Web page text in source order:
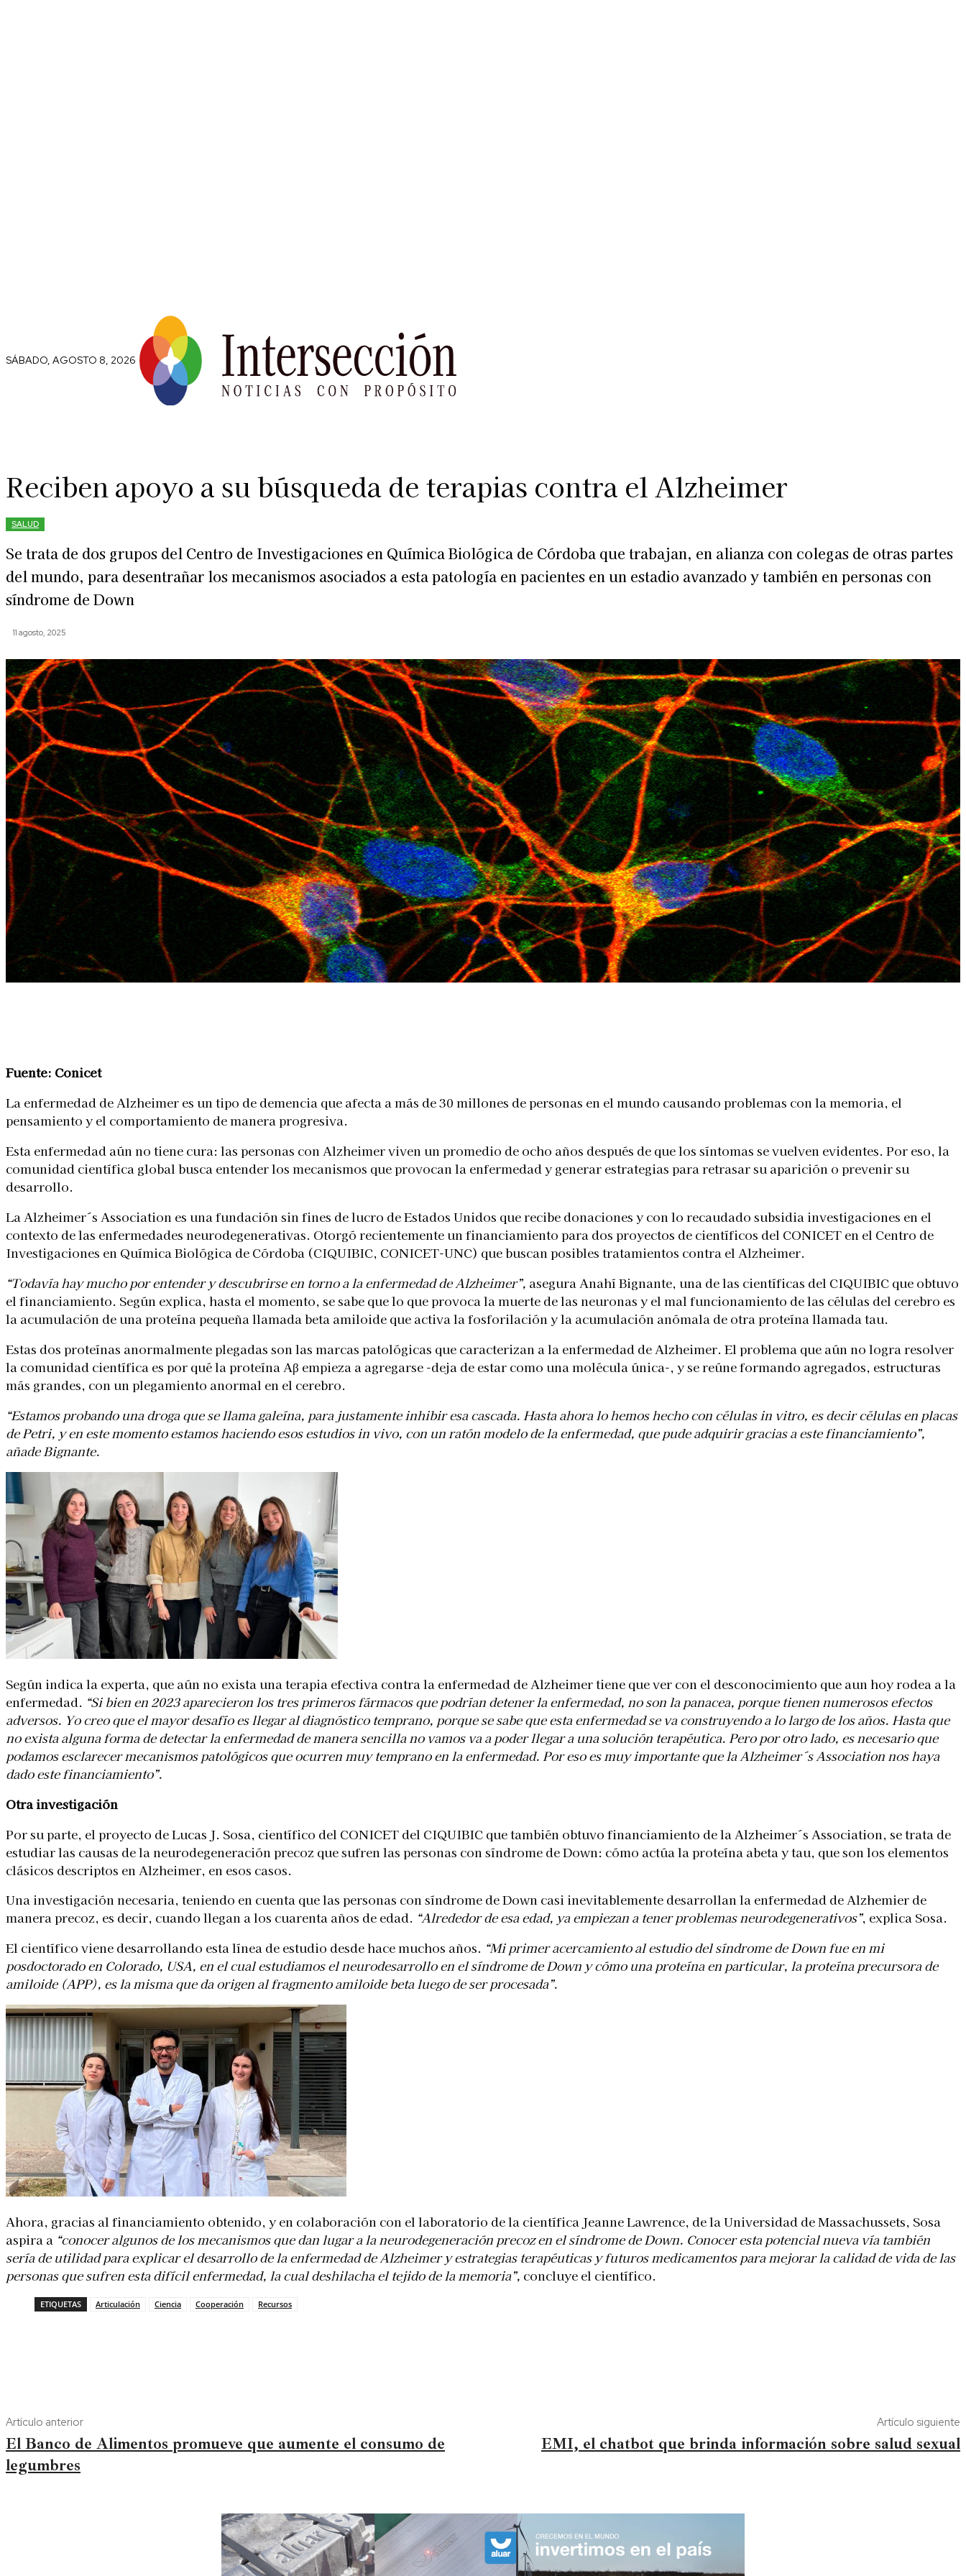
SÁBADO, AGOSTO 8, 2026
Reciben apoyo a su búsqueda de terapias contra el Alzheimer
SALUD
Se trata de dos grupos del Centro de Investigaciones en Química Biológica de Córdoba que trabajan, en alianza con colegas de otras partes
del mundo, para desentrañar los mecanismos asociados a esta patología en pacientes en un estadio avanzado y también en personas con
síndrome de Down
11 agosto, 2025
Fuente: Conicet
La enfermedad de Alzheimer es un tipo de demencia que afecta a más de 30 millones de personas en el mundo causando problemas con la memoria, el
pensamiento y el comportamiento de manera progresiva.
Esta enfermedad aún no tiene cura: las personas con Alzheimer viven un promedio de ocho años después de que los síntomas se vuelven evidentes. Por eso, la
comunidad científica global busca entender los mecanismos que provocan la enfermedad y generar estrategias para retrasar su aparición o prevenir su
desarrollo.
La Alzheimer´s Association es una fundación sin fines de lucro de Estados Unidos que recibe donaciones y con lo recaudado subsidia investigaciones en el
contexto de las enfermedades neurodegenerativas. Otorgó recientemente un financiamiento para dos proyectos de científicos del CONICET en el Centro de
Investigaciones en Química Biológica de Córdoba (CIQUIBIC, CONICET-UNC) que buscan posibles tratamientos contra el Alzheimer.
“Todavía hay mucho por entender y descubrirse en torno a la enfermedad de Alzheimer”, asegura Anahí Bignante, una de las científicas del CIQUIBIC que obtuvo
el financiamiento. Según explica, hasta el momento, se sabe que lo que provoca la muerte de las neuronas y el mal funcionamiento de las células del cerebro es
la acumulación de una proteína pequeña llamada beta amiloide que activa la fosforilación y la acumulación anómala de otra proteína llamada tau.
Estas dos proteínas anormalmente plegadas son las marcas patológicas que caracterizan a la enfermedad de Alzheimer. El problema que aún no logra resolver
la comunidad científica es por qué la proteína Aβ empieza a agregarse -deja de estar como una molécula única-, y se reúne formando agregados, estructuras
más grandes, con un plegamiento anormal en el cerebro.
“Estamos probando una droga que se llama galeína, para justamente inhibir esa cascada. Hasta ahora lo hemos hecho con células in vitro, es decir células en placas
de Petri, y en este momento estamos haciendo esos estudios in vivo, con un ratón modelo de la enfermedad, que pude adquirir gracias a este financiamiento”,
añade Bignante.
Según indica la experta, que aún no exista una terapia efectiva contra la enfermedad de Alzheimer tiene que ver con el desconocimiento que aun hoy rodea a la
enfermedad. “Si bien en 2023 aparecieron los tres primeros fármacos que podrían detener la enfermedad, no son la panacea, porque tienen numerosos efectos
adversos. Yo creo que el mayor desafío es llegar al diagnóstico temprano, porque se sabe que esta enfermedad se va construyendo a lo largo de los años. Hasta que
no exista alguna forma de detectar la enfermedad de manera sencilla no vamos va a poder llegar a una solución terapéutica. Pero por otro lado, es necesario que
podamos esclarecer mecanismos patológicos que ocurren muy temprano en la enfermedad. Por eso es muy importante que la Alzheimer´s Association nos haya
dado este financiamiento”.
Otra investigación
Por su parte, el proyecto de Lucas J. Sosa, científico del CONICET del CIQUIBIC que también obtuvo financiamiento de la Alzheimer´s Association, se trata de
estudiar las causas de la neurodegeneración precoz que sufren las personas con síndrome de Down: cómo actúa la proteína abeta y tau, que son los elementos
clásicos descriptos en Alzheimer, en esos casos.
Una investigación necesaria, teniendo en cuenta que las personas con síndrome de Down casi inevitablemente desarrollan la enfermedad de Alzhemier de
manera precoz, es decir, cuando llegan a los cuarenta años de edad. “Alrededor de esa edad, ya empiezan a tener problemas neurodegenerativos”, explica Sosa.
El científico viene desarrollando esta línea de estudio desde hace muchos años. “Mi primer acercamiento al estudio del síndrome de Down fue en mi
posdoctorado en Colorado, USA, en el cual estudiamos el neurodesarrollo en el síndrome de Down y cómo una proteína en particular, la proteína precursora de
amiloide (APP), es la misma que da origen al fragmento amiloide beta luego de ser procesada”.
Ahora, gracias al financiamiento obtenido, y en colaboración con el laboratorio de la científica Jeanne Lawrence, de la Universidad de Massachussets, Sosa
aspira a “conocer algunos de los mecanismos que dan lugar a la neurodegeneración precoz en el síndrome de Down. Conocer esta potencial nueva vía también
sería de utilidad para explicar el desarrollo de la enfermedad de Alzheimer y estrategias terapéuticas y futuros medicamentos para mejorar la calidad de vida de las
personas que sufren esta difícil enfermedad, la cual deshilacha el tejido de la memoria”, concluye el científico.
ETIQUETAS Articulación Ciencia Cooperación Recursos
Artículo anterior
El Banco de Alimentos promueve que aumente el consumo de
legumbres
Artículo siguiente
EMI, el chatbot que brinda información sobre salud sexual